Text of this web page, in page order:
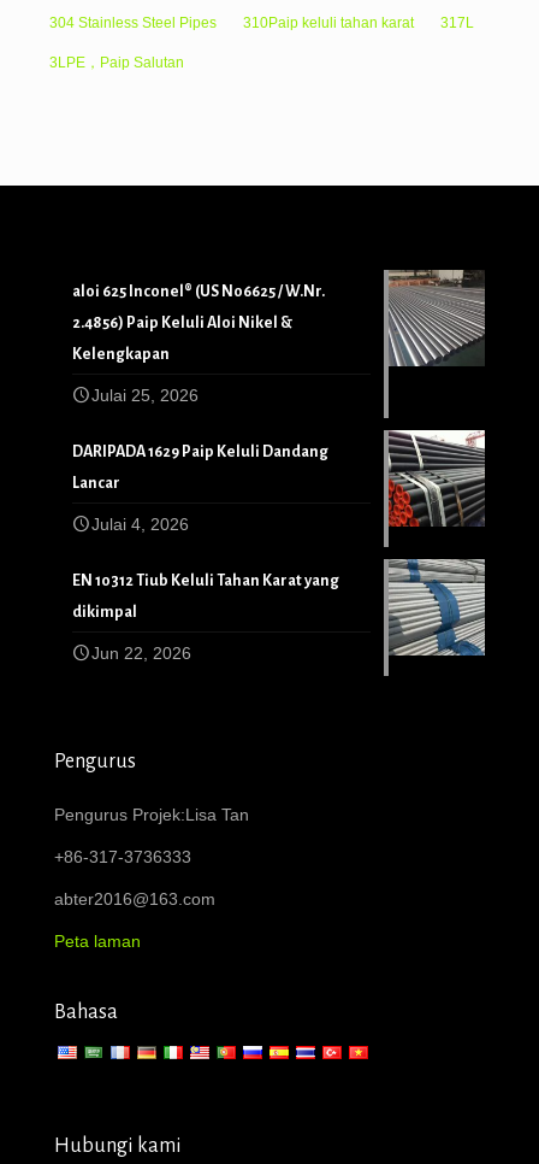
304 Stainless Steel Pipes 310Paip keluli tahan karat 317L
3LPE，Paip Salutan
aloi 625 Inconel® (US N06625 / W.Nr.
2.4856) Paip Keluli Aloi Nikel &
Kelengkapan
Julai 25, 2026
DARIPADA 1629 Paip Keluli Dandang
Lancar
Julai 4, 2026
EN 10312 Tiub Keluli Tahan Karat yang
dikimpal
Jun 22, 2026
Pengurus
Pengurus Projek:Lisa Tan
+86-317-3736333
abter2016@163.com
Peta laman
Bahasa
Hubungi kami